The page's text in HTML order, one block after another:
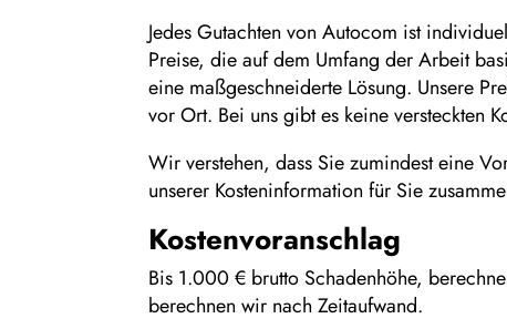
Jedes Gutachten von Autocom ist
Preise, die auf dem Umfang der Arbeit
eine maßgeschneiderte Lösung. Unsere
vor Ort. Bei uns gibt es keine versteckten
Wir verstehen, dass Sie zumindest eine
unserer Kosteninformation für Sie
Kostenvoranschlag
Bis 1.000 € brutto Schadenhöhe,
berechnen wir nach Zeitaufwand.